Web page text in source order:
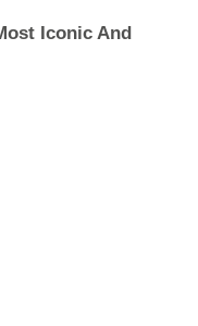
Iconic And